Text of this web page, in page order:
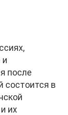
и
после
состоится в
их